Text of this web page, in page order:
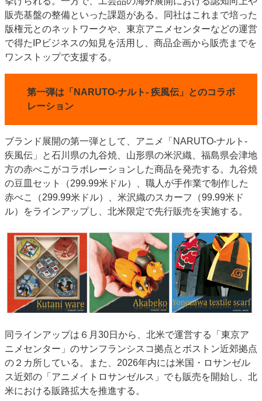
販売基盤の整備といった課題がある。同社はこれまで培った
版権元とのネットワークや、東京アニメセンターなどの運営
で得たIPビジネスの知見を活用し、商品企画から販売までを
ワンストップで支援する。
第一弾は「NARUTO-ナルト- 疾風伝」とのコラボ
レーション
ブランド展開の第一弾として、アニメ「NARUTO-ナルト-
疾風伝」と石川県の九谷焼、山形県の米沢織、福島県会津地
方の赤べこがコラボレーションした商品を発売する。九谷焼
の豆皿セット（299.99米ドル）、職人が手作業で制作した
赤べこ（299.99米ドル）、米沢織のスカーフ（99.99米ド
ル）をラインアップし、北米限定で先行販売を実施する。
同ラインアップは６月30日から、北米で運営する「東京ア
ニメセンター」のサンフランシスコ拠点とボストン近郊拠点
の２カ所している。また、2026年内には米国・ロサンゼル
ス近郊の「アニメイトロサンゼルス」でも販売を開始し、北
米における販路拡大を推進する。